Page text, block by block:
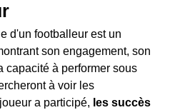
d'un footballeur est un
son engagement, son
capacité à performer sous
à voir les
a participé, les succès